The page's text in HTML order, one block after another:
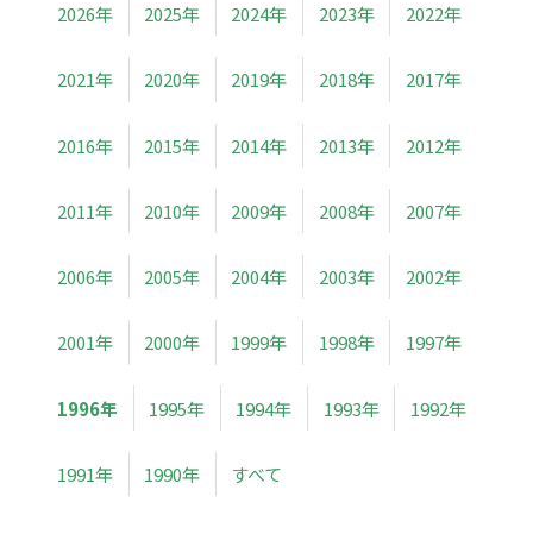
2026年 2025年 2024年 2023年 2022年
2021年 2020年 2019年 2018年 2017年
2016年 2015年 2014年 2013年 2012年
2011年 2010年 2009年 2008年 2007年
2006年 2005年 2004年 2003年 2002年
2001年 2000年 1999年 1998年 1997年
1996年 1995年 1994年 1993年 1992年
1991年 1990年 すべて